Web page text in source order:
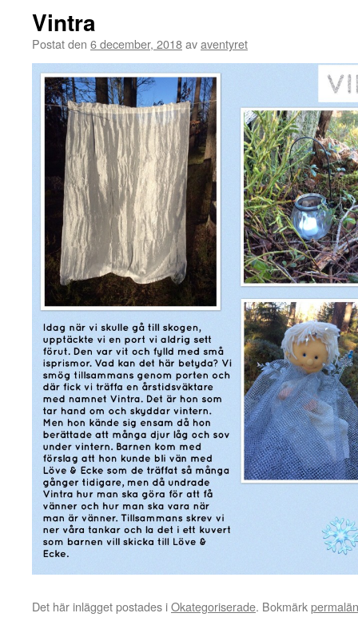
Vintra
Postat den 6 december, 2018avaventyret
Det här inlägget postades iOkategoriserade. Bokmärk